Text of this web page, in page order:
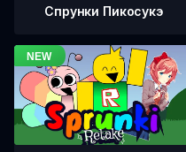
Спрунки Пикосукэ